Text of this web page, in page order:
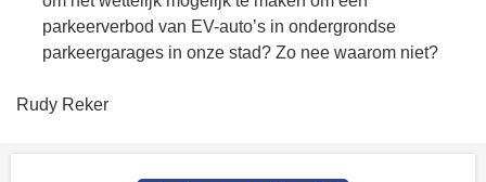
parkeerverbod van EV-auto’s in ondergrondse
parkeergarages in onze stad? Zo nee waarom niet?
Rudy Reker